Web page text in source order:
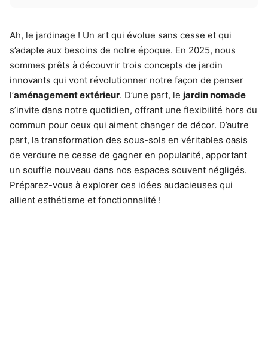
Ah, le jardinage ! Un art qui évolue sans cesse et qui
s’adapte aux besoins de notre époque. En 2025, nous
sommes prêts à découvrir trois concepts de jardin
innovants qui vont révolutionner notre façon de penser
l’aménagement extérieur. D’une part, le jardin nomade
s’invite dans notre quotidien, offrant une flexibilité hors du
commun pour ceux qui aiment changer de décor. D’autre
part, la transformation des sous-sols en véritables oasis
de verdure ne cesse de gagner en popularité, apportant
un souffle nouveau dans nos espaces souvent négligés.
Préparez-vous à explorer ces idées audacieuses qui
allient esthétisme et fonctionnalité !